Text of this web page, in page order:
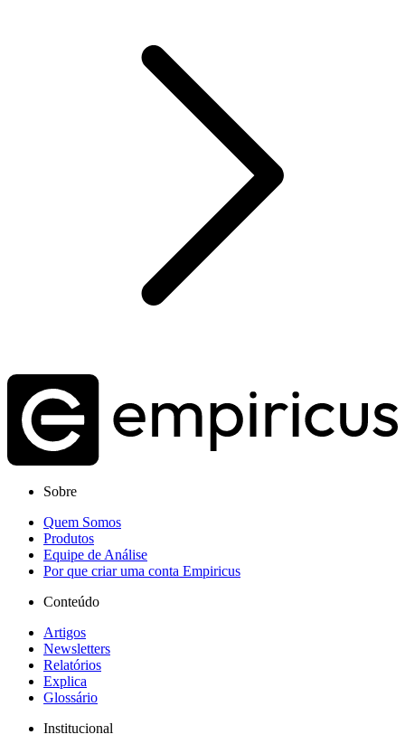
Sobre
Quem Somos
Produtos
Equipe de Análise
Por que criar uma conta Empiricus
Conteúdo
Artigos
Newsletters
Relatórios
Explica
Glossário
Institucional